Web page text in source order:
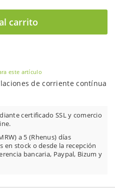
carrito
este artículo
de corriente contínua
certificado SSL y comercio
a 5 (Rhenus) días
en stock o desde la recepción
bancaria, Paypal, Bizum y